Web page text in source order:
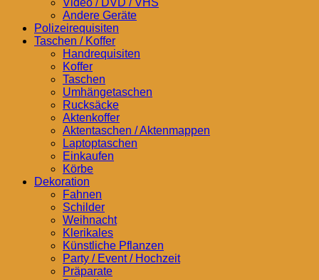
Video / DVD / VHS
Andere Geräte
Polizeirequisiten
Taschen / Koffer
Handrequisiten
Koffer
Taschen
Umhängetaschen
Rucksäcke
Aktenkoffer
Aktentaschen / Aktenmappen
Laptoptaschen
Einkaufen
Körbe
Dekoration
Fahnen
Schilder
Weihnacht
Klerikales
Künstliche Pflanzen
Party / Event / Hochzeit
Präparate